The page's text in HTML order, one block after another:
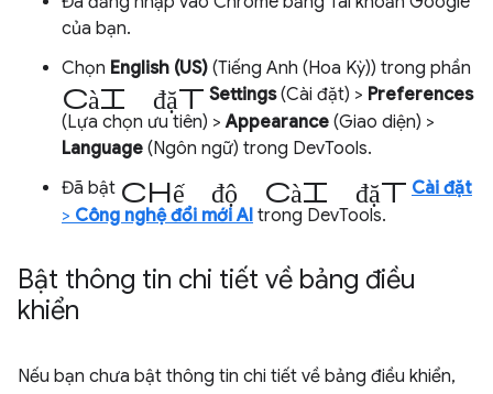
của bạn.
Chọn English (US) (Tiếng Anh (Hoa Kỳ)) trong phần
cài đặt Settings(Cài đặt) > Preferences
(Lựa chọn ưu tiên) >Appearance (Giao diện) >
Language (Ngôn ngữ) trong DevTools.
Đã bật chế độ cài đặt Cài đặt
> Công nghệ đổi mới AI trong DevTools.
Bật thông tin chi tiết về bảng điều
khiển
Nếu bạn chưa bật thông tin chi tiết về bảng điều khiển,